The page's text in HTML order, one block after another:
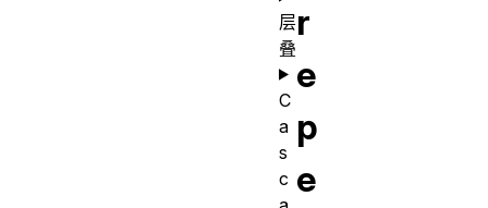
r
e
p
e
层
叠
C
a
s
c